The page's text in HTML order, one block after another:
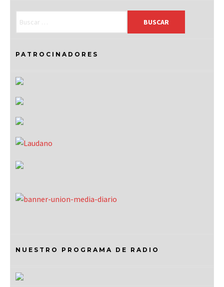
PATROCINADORES
NUESTRO PROGRAMA DE RADIO